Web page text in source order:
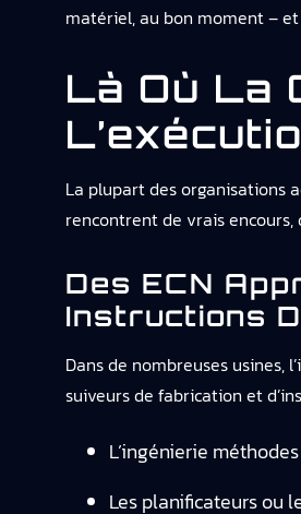
matériel, au bon moment – et
Là Où La
La plupart des organisations
rencontrent de vrais
Des ECN
Instructions
Dans de nombreuses usines,
suiveurs de fabrication et
L’ingénierie
Les planificateurs ou